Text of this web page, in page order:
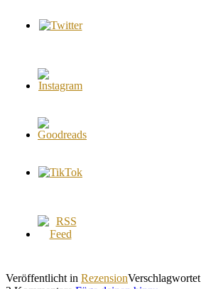
Veröffentlicht in RezensionVerschlagwortet